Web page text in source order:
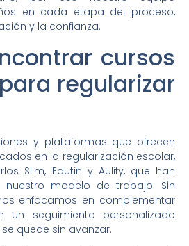
en cada etapa del proceso,
y la confianza.
cursos
regularizar
y plataformas que ofrecen
en la regularización escolar,
Slim, Edutin y Aulify, que han
nuestro modelo de trabajo. Sin
enfocamos en complementar
un seguimiento personalizado
quede sin avanzar.